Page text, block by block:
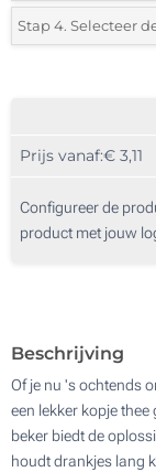
1 Kleur (Rondom)
2 Kleuren (Aan
4 Kleuren (Aan
*Selecteer uit de
20
100
Stap 4. Selecteer
Prijs vanaf:€ 3,11
Configureer de
product met jouw
Beschrijving
Of je nu 's ochtends
een lekker kopje thee
beker biedt de
houdt drankjes lang